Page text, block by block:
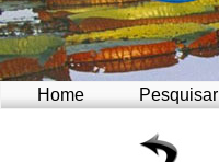
Home Pesquisar